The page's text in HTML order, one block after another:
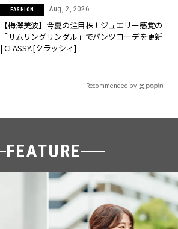
FASHION Aug, 2, 2026
【梅澤美波】今夏の注目株！ジュエリー感覚の
「サムリングサンダル」でパンツコーデを更新
| CLASSY.[クラッシィ]
Recommended by
FEATURE